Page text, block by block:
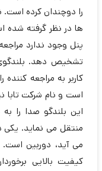
را دوچندان کرده است.
ها در نظر گرفته شده
پنل وجود ندارد
تشخیص دهد.
کاربر به مراجعه کننده
است و نام شرکت تابا
این بلندگو صدا را
منتقل می نماید. یکی
می آید، دوربین است.